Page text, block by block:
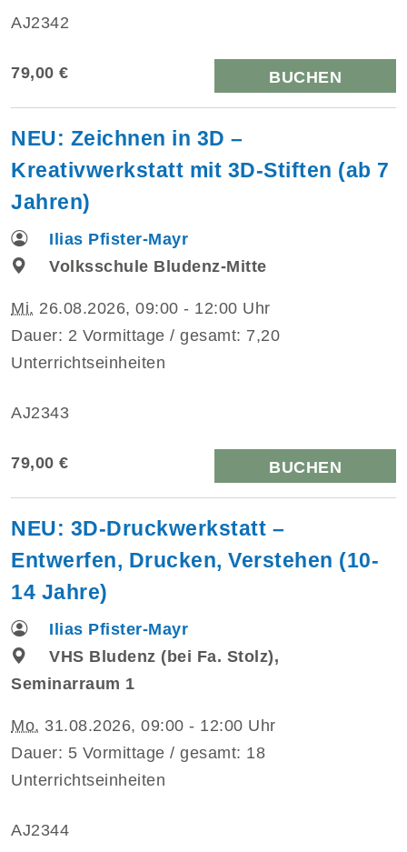
AJ2342
79,00 € BUCHEN
NEU: Zeichnen in 3D –
Kreativwerkstatt mit 3D-Stiften (ab 7
Jahren)
Ilias Pfister-Mayr
Volksschule Bludenz-Mitte
Mi. 26.08.2026, 09:00 - 12:00 Uhr
Dauer: 2 Vormittage / gesamt: 7,20
Unterrichtseinheiten
AJ2343
79,00 € BUCHEN
NEU: 3D-Druckwerkstatt –
Entwerfen, Drucken, Verstehen (10-
14 Jahre)
Ilias Pfister-Mayr
VHS Bludenz (bei Fa. Stolz),
Seminarraum 1
Mo. 31.08.2026, 09:00 - 12:00 Uhr
Dauer: 5 Vormittage / gesamt: 18
Unterrichtseinheiten
AJ2344